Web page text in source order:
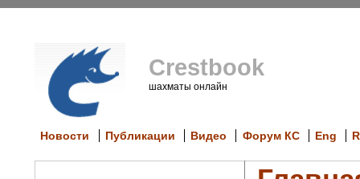
Crestbook
шахматы онлайн
Новости Публикации Видео Форум КС Eng